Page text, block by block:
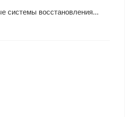
системы восстановления...